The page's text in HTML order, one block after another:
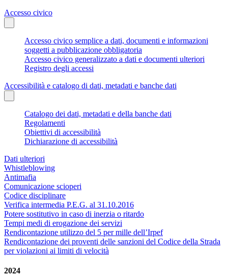
Accesso civico
Accesso civico semplice a dati, documenti e informazioni
soggetti a pubblicazione obbligatoria
Accesso civico generalizzato a dati e documenti ulteriori
Registro degli accessi
Accessibilità e catalogo di dati, metadati e banche dati
Catalogo dei dati, metadati e della banche dati
Regolamenti
Obiettivi di accessibilità
Dichiarazione di accessibilità
Dati ulteriori
Whistleblowing
Antimafia
Comunicazione scioperi
Codice disciplinare
Verifica intermedia P.E.G. al 31.10.2016
Potere sostitutivo in caso di inerzia o ritardo
Tempi medi di erogazione dei servizi
Rendicontazione utilizzo del 5 per mille dell’Irpef
Rendicontazione dei proventi delle sanzioni del Codice della Strada
per violazioni ai limiti di velocità
2024